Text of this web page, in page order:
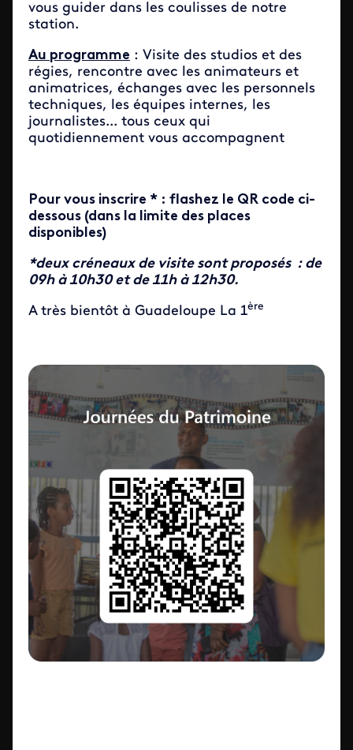
vous guider dans les coulisses de notre
station.
Au programme : Visite des studios et des
régies, rencontre avec les animateurs et
animatrices, échanges avec les personnels
techniques, les équipes internes, les
journalistes... tous ceux qui
quotidiennement vous accompagnent
Pour vous inscrire * : flashez le QR code ci-
dessous (dans la limite des places
disponibles)
*deux créneaux de visite sont proposés : de
09h à 10h30 et de 11h à 12h30.
A très bientôt à Guadeloupe La 1ère